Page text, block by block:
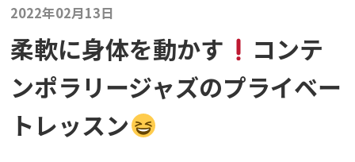
2022年02月13日
柔軟に身体を動かす
コンテ
ンポラリージャズのプライベー
トレッスン